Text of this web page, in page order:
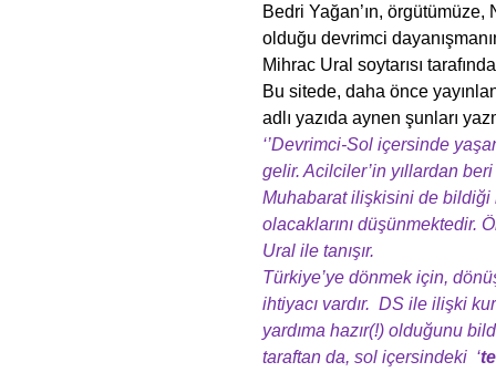
Bedri Yağan’ın,
olduğu devrimci
Mihrac Ural soytarısı
Bu sitede, daha önce
adlı yazıda aynen şunları
‘’Devrimci-Sol içersinde
gelir. Acilciler’in yıllardan
Muhabarat ilişkisini de bildiği
olacaklarını düşünmektedir.
Ural ile tanışır.
Türkiye’ye dönmek için,
ihtiyacı vardır. DS ile ilişki
yardıma hazır(!) olduğunu
taraftan da, sol içersindeki ‘